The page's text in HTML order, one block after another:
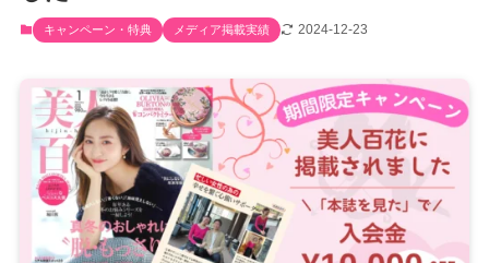
キャンペーン・特典 メディア掲載実績 2024-12-23